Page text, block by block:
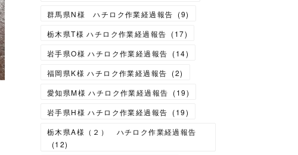
群馬県N様 ハチロク作業経過報告 (9)
栃木県T様 ハチロク作業経過報告 (17)
岩手県O様 ハチロク作業経過報告 (14)
福岡県K様 ハチロク作業経過報告 (2)
愛知県M様 ハチロク作業経過報告 (19)
岩手県H様 ハチロク作業経過報告 (19)
栃木県A様（２） ハチロク作業経過報告
(12)